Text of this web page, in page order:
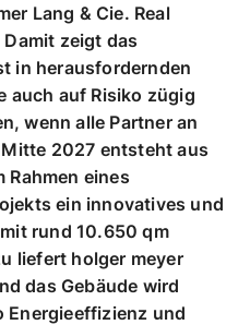
Erteilung der
2024 erfolgt nun
50–54. Die A.
hat den Vertrag
Lang & Cie. Real
zeigt das
in herausfordernden
auch auf Risiko zügig
wenn alle Partner an
2027 entsteht aus
Rahmen eines
ein innovatives und